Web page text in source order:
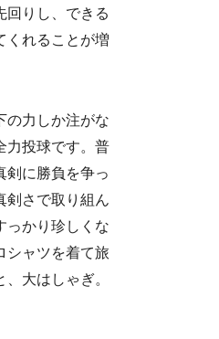
回りし、できる
くれることが増
の力しか注がな
力投球です。普
剣に勝負を争っ
剣さで取り組ん
っかり珍しくな
シャツを着て旅
大はしゃぎ。